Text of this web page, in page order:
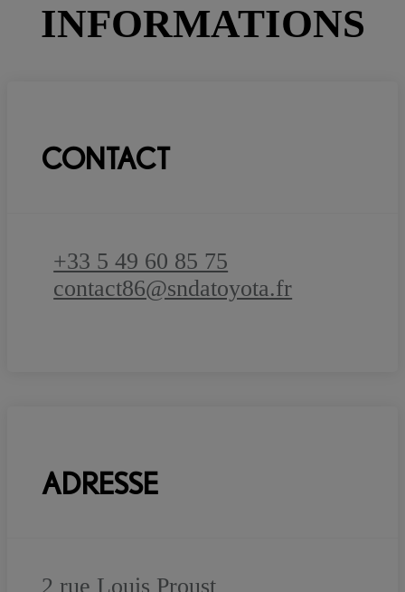
INFORMATIONS
CONTACT
+33 5 49 60 85 75
contact86@sndatoyota.fr
ADRESSE
2 rue Louis Proust